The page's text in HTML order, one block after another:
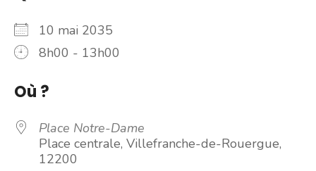
10 mai 2035
8h00 - 13h00
Où ?
Place Notre-Dame
Place centrale, Villefranche-de-Rouergue,
12200